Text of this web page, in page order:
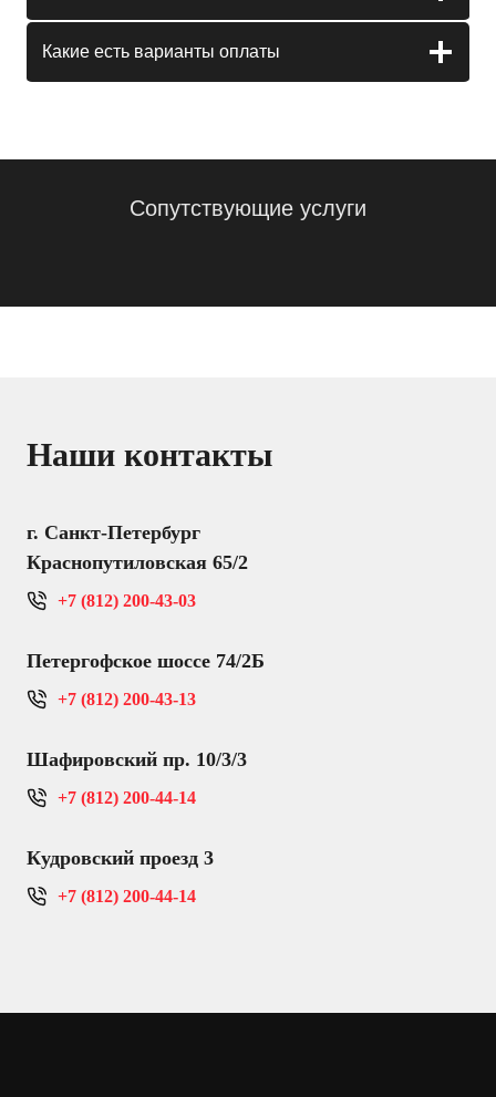
Какие есть варианты оплаты
Сопутствующие услуги
Наши контакты
г. Санкт-Петербург
Краснопутиловская 65/2
+7 (812) 200-43-03
Петергофское шоссе 74/2Б
+7 (812) 200-43-13
Шафировский пр. 10/3/3
+7 (812) 200-44-14
Кудровский проезд 3
+7 (812) 200-44-14